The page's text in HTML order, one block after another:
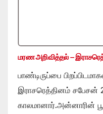
மரண அறிவித்தல் –
பாண்டிருப்பை
இராசரெத்தினம் சபேசன்
காலமானார்.அன்னாரின்